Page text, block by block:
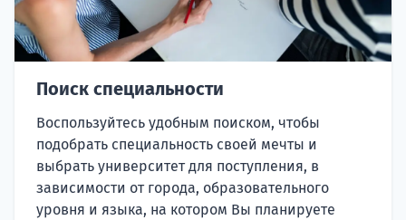
Поиск специальности
Воспользуйтесь удобным поиском, чтобы
подобрать специальность своей мечты и
выбрать университет для поступления, в
зависимости от города, образовательного
уровня и языка, на котором Вы планируете